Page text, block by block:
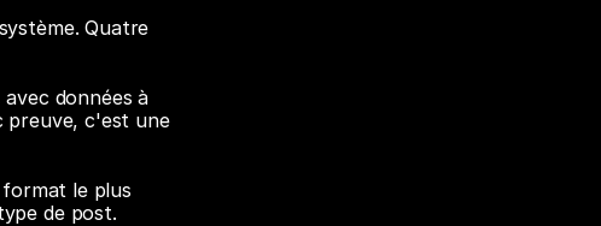
Quatre
données à
preuve, c'est une
le plus
de post.